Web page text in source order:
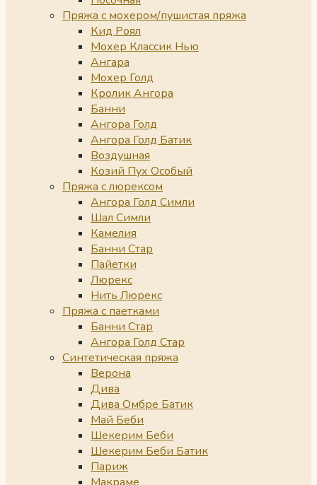
Пряжа с мохером/пушистая пряжа
Кид Роял
Мохер Классик Нью
Ангара
Мохер Голд
Кролик Ангора
Банни
Ангора Голд
Ангора Голд Батик
Воздушная
Козий Пух Особый
Пряжа с люрексом
Ангора Голд Симли
Шал Симли
Камелия
Банни Стар
Пайетки
Люрекс
Нить Люрекс
Пряжа с паетками
Банни Стар
Ангора Голд Стар
Синтетическая пряжа
Верона
Дива
Дива Омбре Батик
Май Беби
Шекерим Беби
Шекерим Беби Батик
Париж